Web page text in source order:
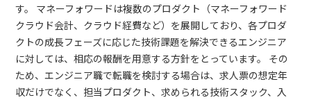
す。 マネーフォワードは複数のプロダクト（マネーフォワード
クラウド会計、クラウド経費など）を展開しており、各プロダ
クトの成長フェーズに応じた技術課題を解決できるエンジニア
に対しては、相応の報酬を用意する方針をとっています。 その
ため、エンジニア職で転職を検討する場合は、求人票の想定年
収だけでなく、担当プロダクト、求められる技術スタック、入